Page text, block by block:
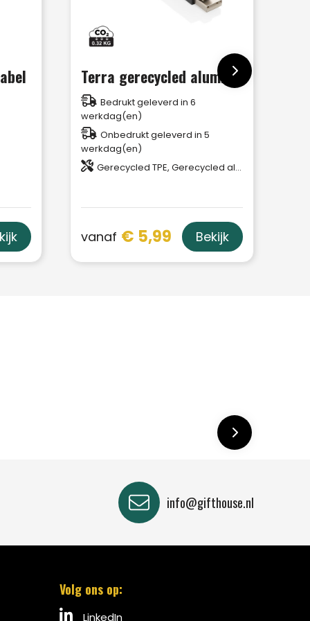
Terra gerecycled aluminium 4 in 1 60W snellaadkabel
Bedrukt geleverd in 6
werkdag(en)
Onbedrukt geleverd in 5
werkdag(en)
Gerecycled TPE, Gerecycled aluminiumlegering
vanaf € 5,99 Bekijk
info@gifthouse.nl
Volg ons op:
LinkedIn